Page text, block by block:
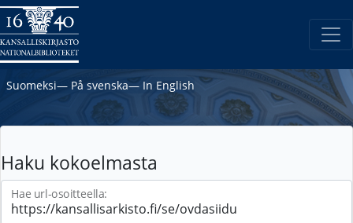
Suomeksi― På svenska― In English
Haku kokoelmasta
Hae url-osoitteella: